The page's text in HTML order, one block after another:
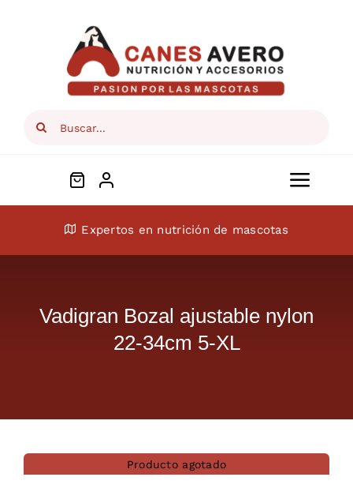
Search
ConócenosExpertos en nutrición de mascotas
Vadigran Bozal ajustable nylon
22-34cm 5-XL
Producto agotado